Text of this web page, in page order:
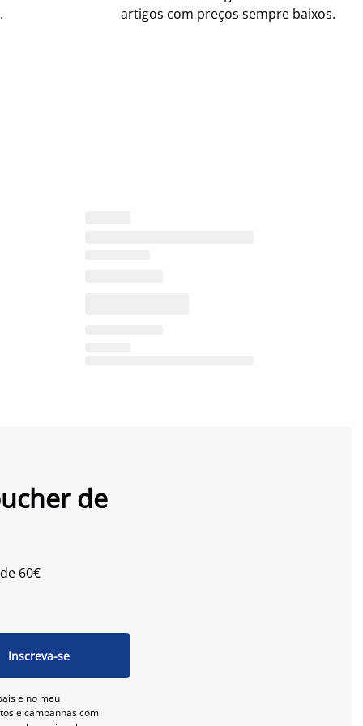
artigos com preços sempre baixos.
de
60€
Inscreva-se
e no meu
e campanhas com